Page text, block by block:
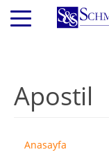
Ana
içeriğe
Apostil
Anasayfa